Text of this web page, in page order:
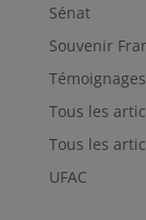
Sénat
Souvenir
Témoignages
Tous les
Tous les
UFAC